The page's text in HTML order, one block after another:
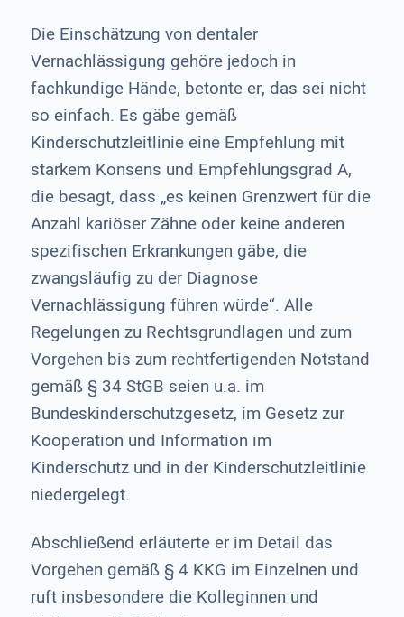
Die Einschätzung von dentaler
Vernachlässigung gehöre jedoch in
fachkundige Hände, betonte er, das sei nicht
so einfach. Es gäbe gemäß
Kinderschutzleitlinie eine Empfehlung mit
starkem Konsens und Empfehlungsgrad A,
die besagt, dass „es keinen Grenzwert für die
Anzahl kariöser Zähne oder keine anderen
spezifischen Erkrankungen gäbe, die
zwangsläufig zu der Diagnose
Vernachlässigung führen würde“. Alle
Regelungen zu Rechtsgrundlagen und zum
Vorgehen bis zum rechtfertigenden Notstand
gemäß § 34 StGB seien u.a. im
Bundeskinderschutzgesetz, im Gesetz zur
Kooperation und Information im
Kinderschutz und in der Kinderschutzleitlinie
niedergelegt.
Abschließend erläuterte er im Detail das
Vorgehen gemäß § 4 KKG im Einzelnen und
ruft insbesondere die Kolleginnen und